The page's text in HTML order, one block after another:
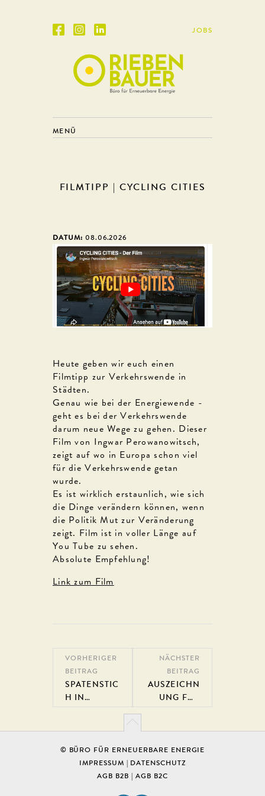
JOBS
MENÜ
FILMTIPP | CYCLING CITIES
DATUM: 08.06.2026
Heute geben wir euch einen
Filmtipp zur Verkehrswende in
Städten.
Genau wie bei der Energiewende -
geht es bei der Verkehrswende
darum neue Wege zu gehen. Dieser
Film von Ingwar Perowanowitsch,
zeigt auf wo in Europa schon viel
für die Verkehrswende getan
wurde.
Es ist wirklich erstaunlich, wie sich
die Dinge verändern können, wenn
die Politik Mut zur Veränderung
zeigt. Film ist in voller Länge auf
You Tube zu sehen.
Absolute Empfehlung!
Link zum Film
VORHERIGER
BEITRAG
SPATENSTIC
H IN
NÄCHSTER
BEITRAG
AUSZEICHN
UNG FÜR
HOTELBETRI
ÖSTERREIC
© BÜRO FÜR ERNEUERBARE ENERGIE
IMPRESSUM | DATENSCHUTZ
AGB B2B | AGB B2C